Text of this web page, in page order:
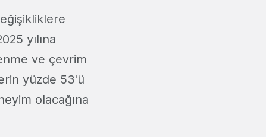
yılına
ve çevrim
yüzde 53'ü
olacağına